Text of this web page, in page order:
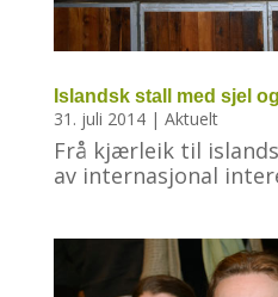
Islandsk stall med sjel
31. juli 2014| Aktuelt
Frå kjærleik til
av internasjonal